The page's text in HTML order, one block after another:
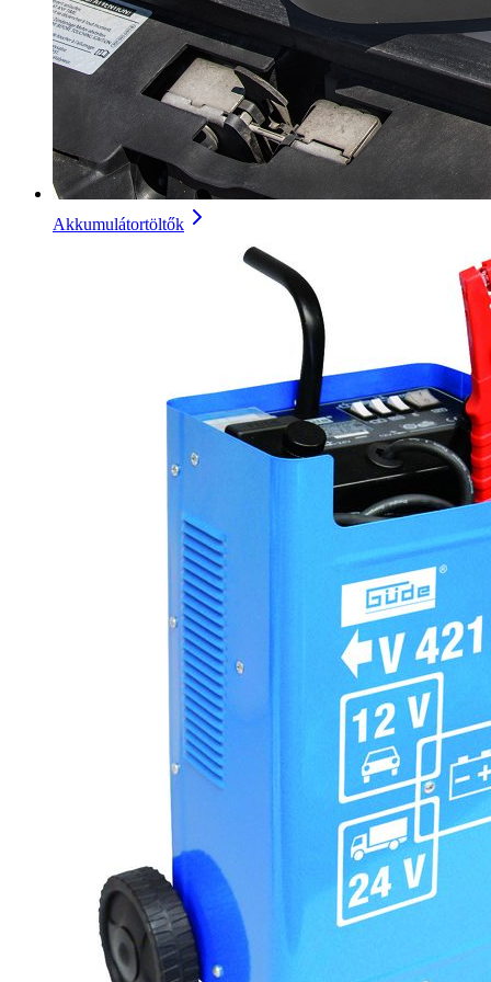
Akkumulátortöltők